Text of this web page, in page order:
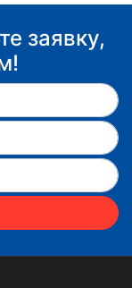
заявку,